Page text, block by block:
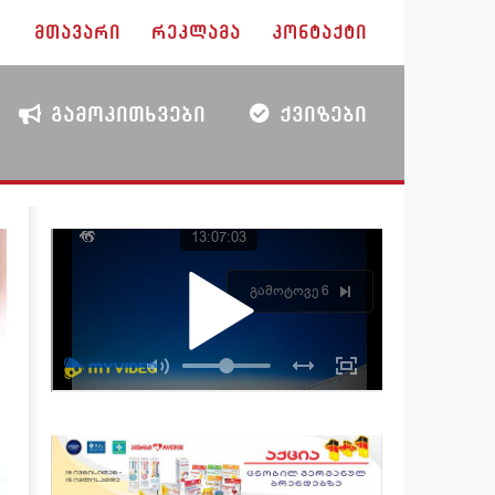
ᲛᲗᲐᲕᲐᲠᲘ ᲠᲔᲙᲚᲐᲛᲐ ᲙᲝᲜᲢᲐᲥᲢᲘ
ᲒᲐᲛᲝᲙᲘᲗᲮᲕᲔᲑᲘ ᲥᲕᲘᲖᲔᲑᲘ